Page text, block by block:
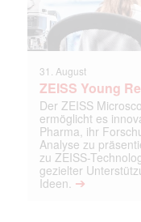
31. August
ZEISS Young
Der ZEISS
ermöglicht es
Pharma, ihr
Analyse zu
zu ZEISS-
gezielter
Ideen. ➔